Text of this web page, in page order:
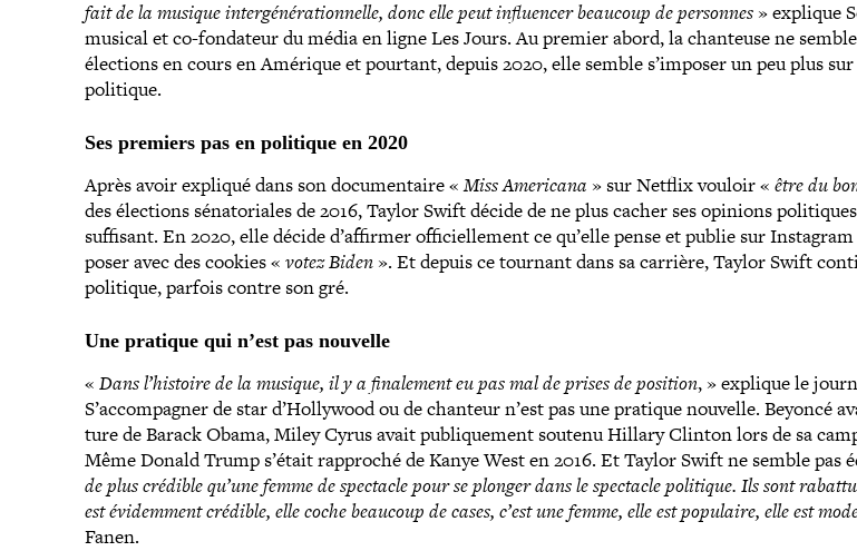
fait de la musique inter­gé­né­ra­tion­nelle, donc elle peut influen­cer beaucoup de personnes » explique
musical et co-​fondateur du média en ligne Les Jours. Au premier abord, la chanteuse ne
élections en cours en Amérique et pourtant, depuis 2020, elle semble s’imposer un peu plus
politique.
Ses premiers pas en politique en 2020
Après avoir expliqué dans son docu­men­taire«Miss Americana » sur Netflix vouloir« être du
des élections séna­to­riales de 2016, Taylor Swift décide de ne plus cacher ses opinions
suffisant. En 2020, elle décide d’affirmer offi­ciel­le­ment ce qu’elle pense et publie sur
poser avec des cookies« votez Biden ». Et depuis ce tournant dans sa carrière, Taylor Swift
politique, parfois contre son gré.
Une pratique qui n’est pas nouvelle
« Dans l’histoire de la musique, il y a fina­le­ment eu pas mal de prises de position, » explique le
S’accompagner de star d’Hollywood ou de chanteur n’est pas une pratique nouvelle. Beyoncé
ture de Barack Obama, Miley Cyrus avait publi­que­ment soutenu Hillary Clinton lors de sa
Même Donald Trump s’était rapproché de Kanye West en 2016. Et Taylor Swift ne semble pas
de plus crédible qu’une femme de spectacle pour se plonger dans le spectacle politique. Ils sont
est évi­dem­ment crédible, elle coche beaucoup de cases, c’est une femme, elle est populaire, elle est
Fanen.